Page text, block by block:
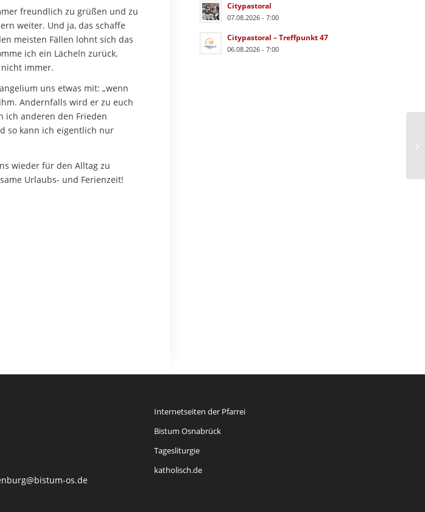
freundlich zu grüßen und zu
weiter. Und ja, das schaffe
meisten Fällen lohnt sich das
ich ein Lächeln zurück.
immer.
uns etwas mit: „wenn
Andernfalls wird er zu euch
ich anderen den Frieden
so kann ich eigentlich nur
wieder für den Alltag zu
Urlaubs- und Ferienzeit!
Citypastoral
07.08.2026 - 7:00
Citypastoral – Treffpunkt 47
06.08.2026 - 7:00
os.de
Internetseiten der Pfarrei
Bistum Osnabrück
Tagesliturgie
katholisch.de